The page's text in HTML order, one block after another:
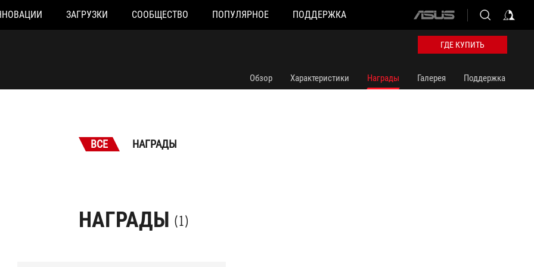
ЗАГРУЗКИ СООБЩЕСТВО ПОПУЛЯРНОЕ ПОДДЕРЖКА
ASUS
logo
ГДЕ КУПИТЬ
Обзор Характеристики Награды Галерея Поддержка
ВСЕ НАГРАДЫ
НАГРАДЫ (1)